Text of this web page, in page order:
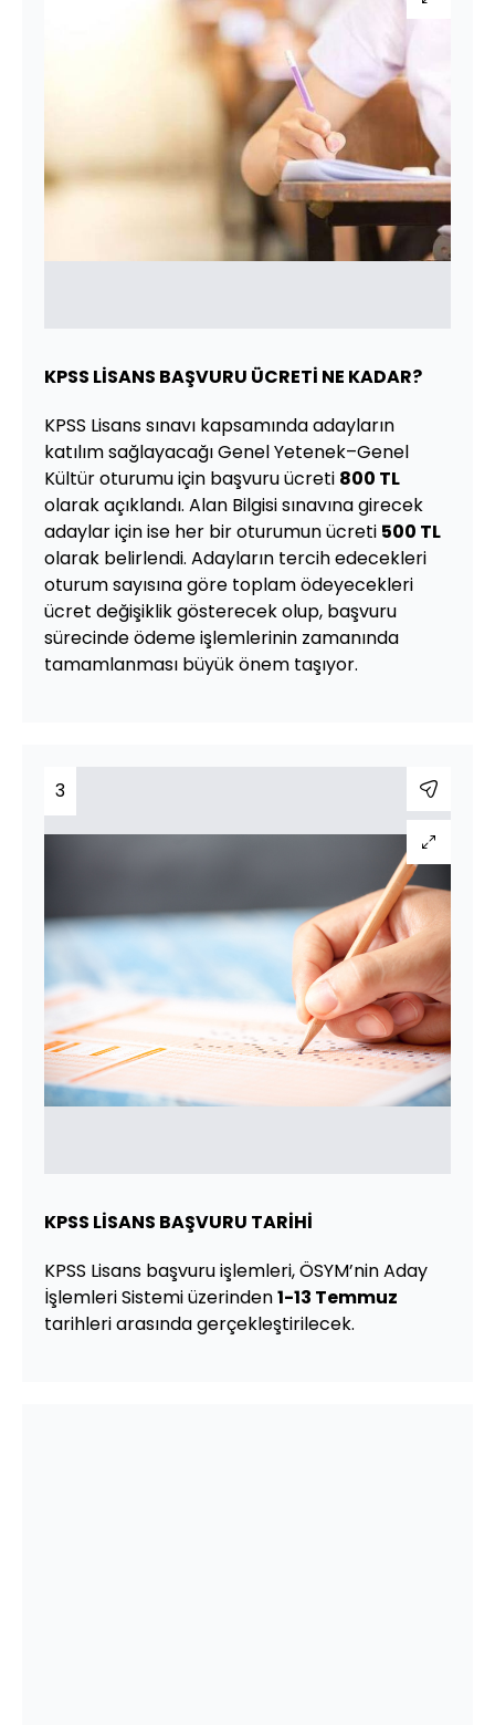
KPSS LİSANS BAŞVURU ÜCRETİ NE KADAR?
KPSS Lisans sınavı kapsamında adayların
katılım sağlayacağı Genel Yetenek–Genel
Kültür oturumu için başvuru ücreti 800 TL
olarak açıklandı. Alan Bilgisi sınavına girecek
adaylar için ise her bir oturumun ücreti 500 TL
olarak belirlendi. Adayların tercih edecekleri
oturum sayısına göre toplam ödeyecekleri
ücret değişiklik gösterecek olup, başvuru
sürecinde ödeme işlemlerinin zamanında
tamamlanması büyük önem taşıyor.
3
KPSS LİSANS BAŞVURU TARİHİ
KPSS Lisans başvuru işlemleri, ÖSYM’nin Aday
İşlemleri Sistemi üzerinden1-13 Temmuz
tarihleri arasında gerçekleştirilecek.